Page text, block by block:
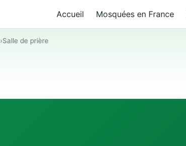
Accueil Mosquées en France
›Salle de prière